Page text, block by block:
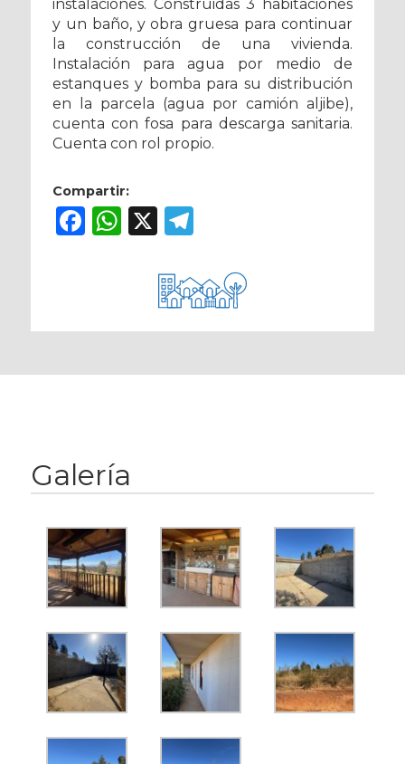
instalaciones. Construidas 3 habitaciones
y un baño, y obra gruesa para continuar
la construcción de una vivienda.
Instalación para agua por medio de
estanques y bomba para su distribución
en la parcela (agua por camión aljibe),
cuenta con fosa para descarga sanitaria.
Cuenta con rol propio.
Compartir:
Facebook
WhatsApp
X Telegram
Galería